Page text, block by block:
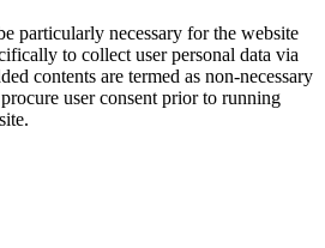
particularly necessary for the website
to collect user personal data via
contents are termed as non-necessary
user consent prior to running